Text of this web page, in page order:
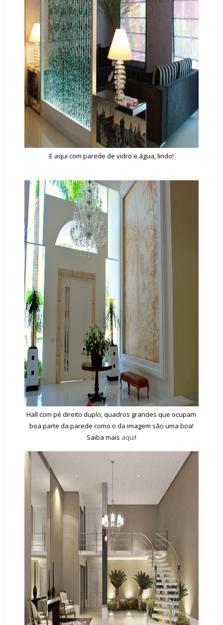
E aqui com parede de vidro e água, lindo!
Hall com pé direito duplo, quadros grandes que ocupam
boa parte da parede como o da imagem são uma boa!
Saiba mais aqui!